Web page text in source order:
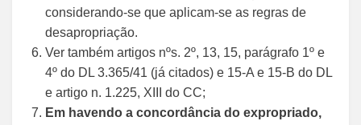
considerando-se que aplicam-se as regras de
desapropriação.
Ver também artigos nºs. 2º, 13, 15, parágrafo 1º e
4º do DL 3.365/41 (já citados) e 15-A e 15-B do DL
e artigo n. 1.225, XIII do CC;
Em havendo a concordância do expropriado,